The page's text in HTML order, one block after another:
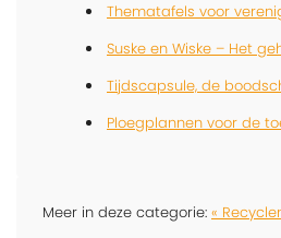
Thematafels voor
Suske en Wiske – Het
Tijdscapsule, de
Ploegplannen voor de
Meer in deze categorie: «